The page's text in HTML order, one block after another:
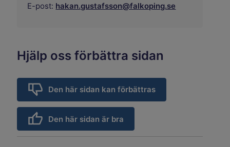
E-post: hakan.gustafsson@falkoping.se
Hjälp oss förbättra sidan
Den här sidan kan förbättras
Den här sidan är bra